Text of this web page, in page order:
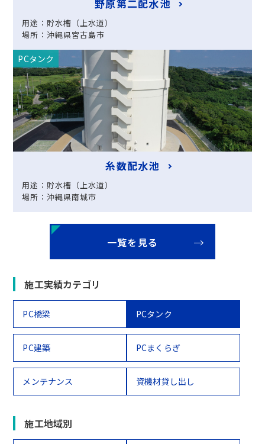
野原第二配水池
用途：貯水槽（上水道）
場所：沖縄県宮古島市
PCタンク
糸数配水池
用途：貯水槽（上水道）
場所：沖縄県南城市
一覧を見る
施工実績カテゴリ
PC橋梁 PCタンク
PC建築 PCまくらぎ
メンテナンス 資機材貸し出し
施工地域別